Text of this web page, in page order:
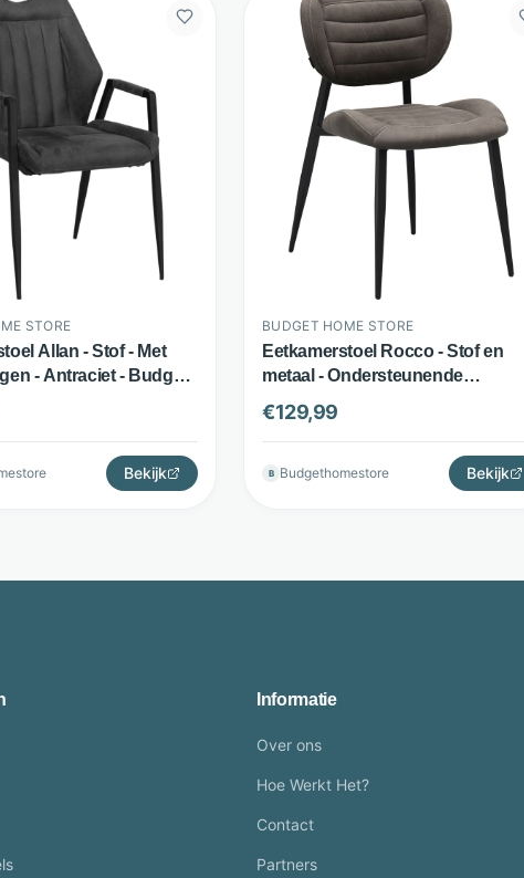
STORE
Allan - Stof - Met
- Antraciet - Budget
Bekijk
BUDGET HOME STORE
Eetkamerstoel Rocco - Stof en
metaal - Ondersteunende
schuimvulling - Antraciet - Budget
Home Store
€129,99
B Budgethomestore Bekijk
Informatie
Over ons
Hoe Werkt Het?
Contact
Partners